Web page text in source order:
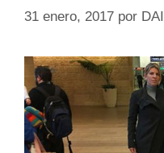
31 enero, 2017 por